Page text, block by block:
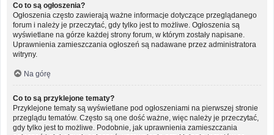
Co to są ogłoszenia?
Ogłoszenia często zawierają ważne informacje dotyczące przeglądanego
forum i należy je przeczytać, gdy tylko jest to możliwe. Ogłoszenia są
wyświetlane na górze każdej strony forum, w którym zostały napisane.
Uprawnienia zamieszczania ogłoszeń są nadawane przez administratora
witryny.
Na górę
Co to są przyklejone tematy?
Przyklejone tematy są wyświetlane pod ogłoszeniami na pierwszej stronie
przeglądu tematów. Często są one dość ważne, więc należy je przeczytać,
gdy tylko jest to możliwe. Podobnie, jak uprawnienia zamieszczania